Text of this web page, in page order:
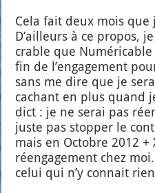
Cela fait deux mois que
D’ailleurs à ce pro­pos,
crable que
fin de l’engagement
sans me dire que je
cachant en plus quand
dict : je ne serai pas
juste pas stop­per le
mais en Octobre 2012 +
réen­ga­ge­ment chez
celui qui n’y connait